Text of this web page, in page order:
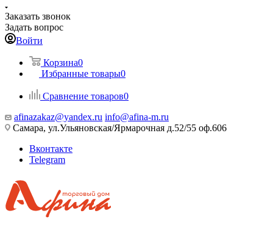
Заказать звонок
Задать вопрос
Войти
Корзина0
Избранные товары0
Сравнение товаров0
afinazakaz@yandex.ru info@afina-m.ru
Самара, ул.Ульяновская/Ярмарочная д.52/55 оф.606
Вконтакте
Telegram